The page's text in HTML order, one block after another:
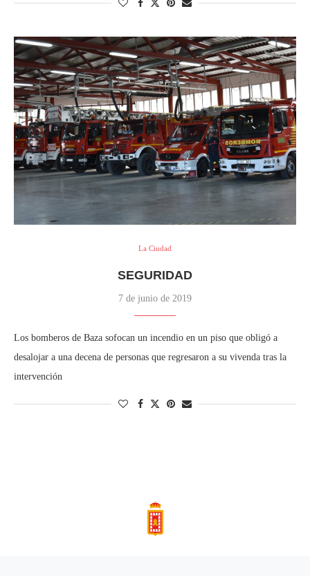
La Ciudad
SEGURIDAD
7 de junio de 2019
Los bomberos de Baza sofocan un incendio en un piso que obligó a
desalojar a una decena de personas que regresaron a su vivenda tras la
intervención